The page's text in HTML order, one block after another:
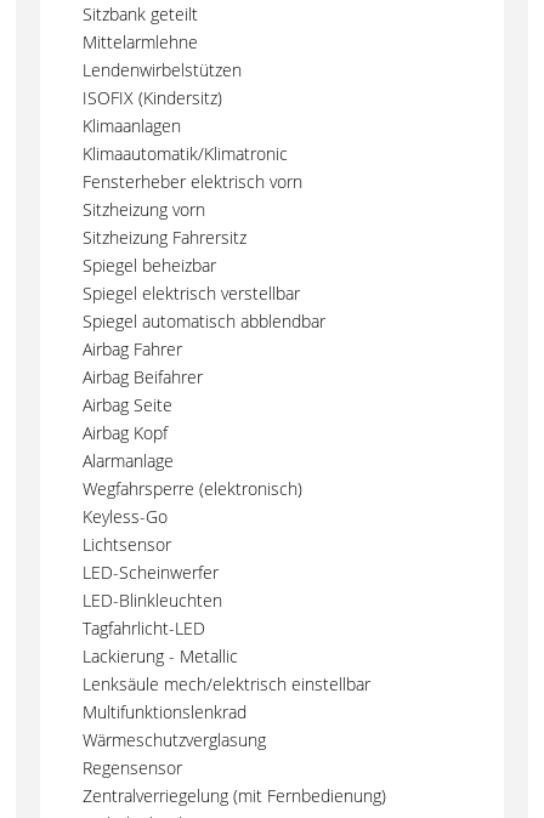
Sitzbank geteilt
Mittelarmlehne
Lendenwirbelstützen
ISOFIX (Kindersitz)
Klimaanlagen
Klimaautomatik/Klimatronic
Fensterheber elektrisch vorn
Sitzheizung vorn
Sitzheizung Fahrersitz
Spiegel beheizbar
Spiegel elektrisch verstellbar
Spiegel automatisch abblendbar
Airbag Fahrer
Airbag Beifahrer
Airbag Seite
Airbag Kopf
Alarmanlage
Wegfahrsperre (elektronisch)
Keyless-Go
Lichtsensor
LED-Scheinwerfer
LED-Blinkleuchten
Tagfahrlicht-LED
Lackierung - Metallic
Lenksäule mech/elektrisch einstellbar
Multifunktionslenkrad
Wärmeschutzverglasung
Regensensor
Zentralverriegelung (mit Fernbedienung)